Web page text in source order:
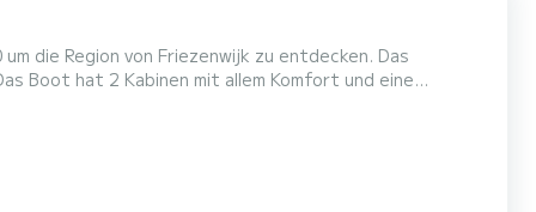
die Region von Friezenwijk zu entdecken. Das
perfekter Begleiter sein, um einen einzigartigen Urlaub